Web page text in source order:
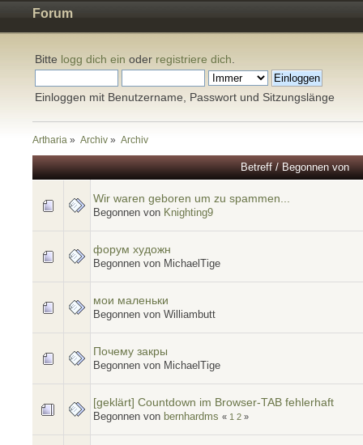
Forum
Bitte logg dich ein oder registriere dich
Einloggen mit Benutzername, Passwort und Sitzungslänge
Artharia » Archiv » Archiv
Betreff/Begonnen von
Wir waren geboren um zu spammen...
Begonnen von Knighting9
форум художн
Begonnen von MichaelTige
мои маленьки
Begonnen von Williambutt
Почему закры
Begonnen von MichaelTige
[geklärt] Countdown im Browser-TAB fehlerhaft
Begonnen von bernhardms « 1 2 »